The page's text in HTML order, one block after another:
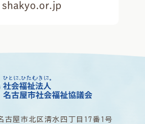
shakyo.or.jp
古屋市北区清水四丁目17番1号